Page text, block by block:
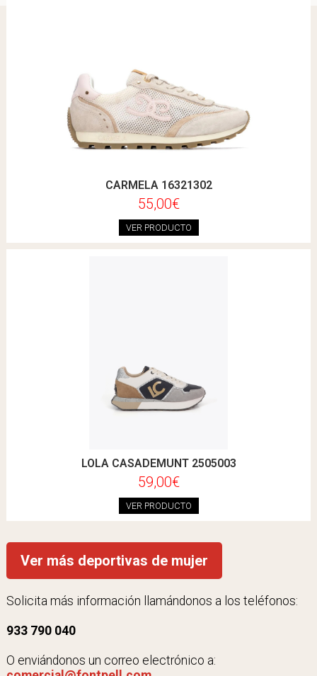
CARMELA 16321302
55,00€
VER PRODUCTO
LOLA CASADEMUNT 2505003
59,00€
VER PRODUCTO
Ver más deportivas de mujer
Solicita más información llamándonos a los teléfonos:
933 790 040
O enviándonos un correo electrónico a: